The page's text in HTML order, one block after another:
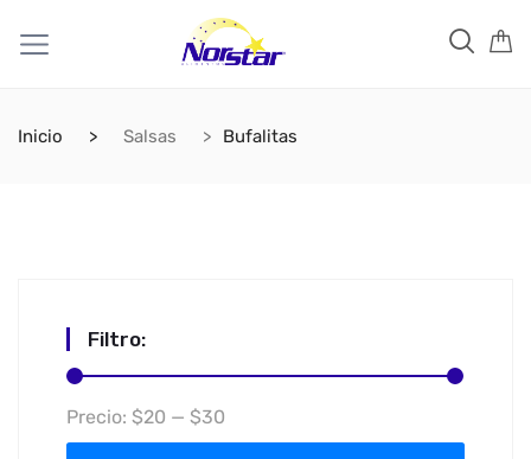
Inicio Salsas Bufalitas
Filtro:
mínimo
máximo
Precio: $20 — $30